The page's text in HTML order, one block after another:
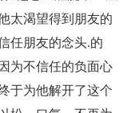
太渴望得到朋友的
任朋友的念头.的
为不信任的负面心
于为他解开了这个